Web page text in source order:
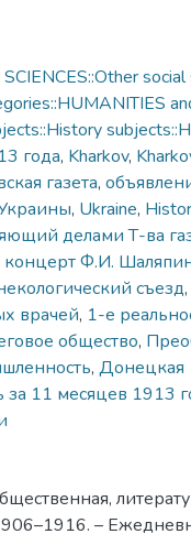
social
года, Kharkov,
газета,
, Ukraine,
делами Т-ва
концерт Ф.И.
съезд,
врачей, 1-е
общество,
, Донецкая
11 месяцев 1913
–